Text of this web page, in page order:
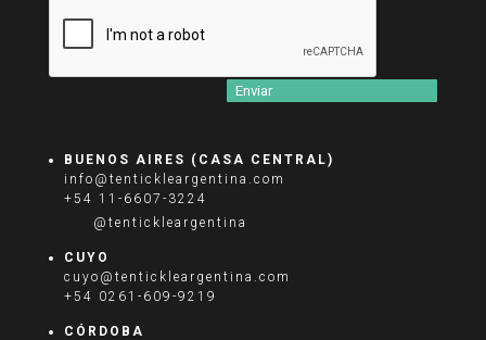
Enviar
BUENOS AIRES (CASA CENTRAL)
info@tentickleargentina.com
+54 11-6607-3224
@tentickleargentina
CUYO
cuyo@tentickleargentina.com
+54 0261-609-9219
CÓRDOBA